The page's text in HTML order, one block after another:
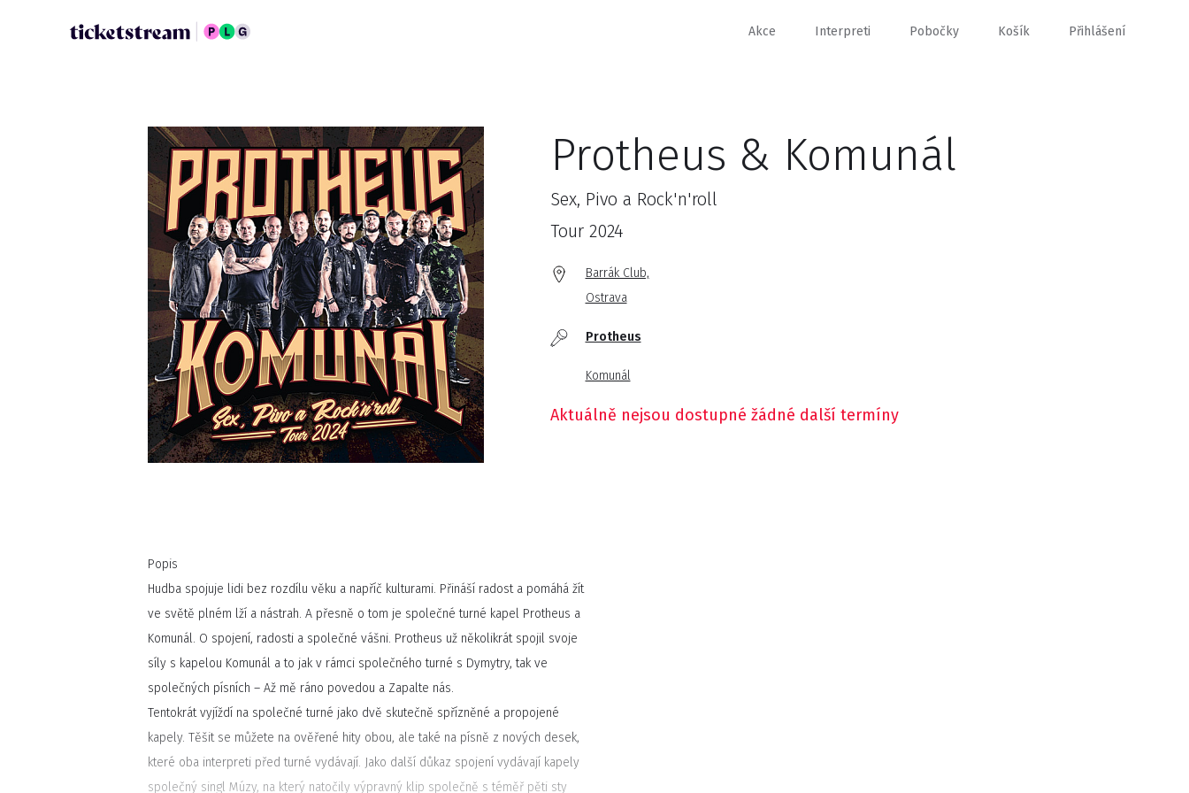
Akce Interpreti Pobočky Košík Přihlášení
Protheus & Komunál
Sex, Pivo a Rock'n'roll
Tour 2024
Barrák Club,
Ostrava
Protheus
Komunál
Aktuálně nejsou dostupné žádné další termíny
Popis
Hudba spojuje lidi bez rozdílu věku a napříč kulturami. Přináší radost a pomáhá žít
ve světě plném lží a nástrah. A přesně o tom je společné turné kapel Protheus a
Komunál. O spojení, radosti a společné vášni. Protheus už několikrát spojil svoje
síly s kapelou Komunál a to jak v rámci společného turné s Dymytry, tak ve
společných písních – Až mě ráno povedou a Zapalte nás.
Tentokrát vyjíždí na společné turné jako dvě skutečně spřízněné a propojené
kapely. Těšit se můžete na ověřené hity obou, ale také na písně z nových desek,
které oba interpreti před turné vydávají. Jako další důkaz spojení vydávají kapely
společný singl Múzy, na který natočily výpravný klip společně s téměř pěti sty